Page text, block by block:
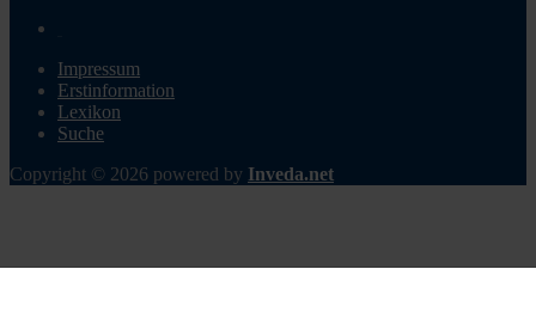
Impressum
Erstinformation
Lexikon
Suche
Copyright © 2026 powered by Inveda.net